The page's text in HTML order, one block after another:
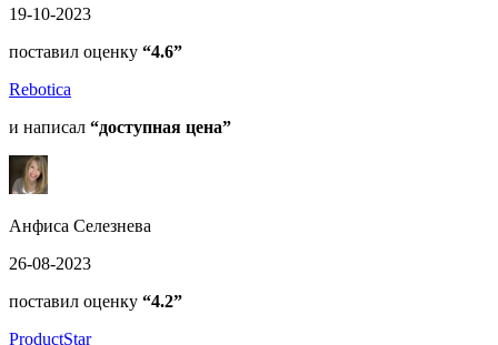
19-10-2023
поставил оценку “4.6”
Rebotica
и написал “доступная цена”
Анфиса Селезнева
26-08-2023
поставил оценку “4.2”
ProductStar